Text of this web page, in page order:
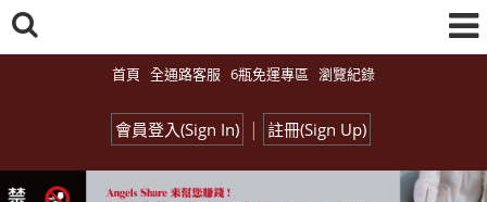
首頁 全通路客服 6瓶免運專區 瀏覽紀錄
會員登入(Sign In) | 註冊(Sign Up)